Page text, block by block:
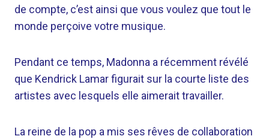
de compte, c’est ainsi que vous voulez que tout le
monde perçoive votre musique.
Pendant ce temps, Madonna a récemment révélé
que Kendrick Lamar figurait sur la courte liste des
artistes avec lesquels elle aimerait travailler.
La reine de la pop a mis ses rêves de collaboration